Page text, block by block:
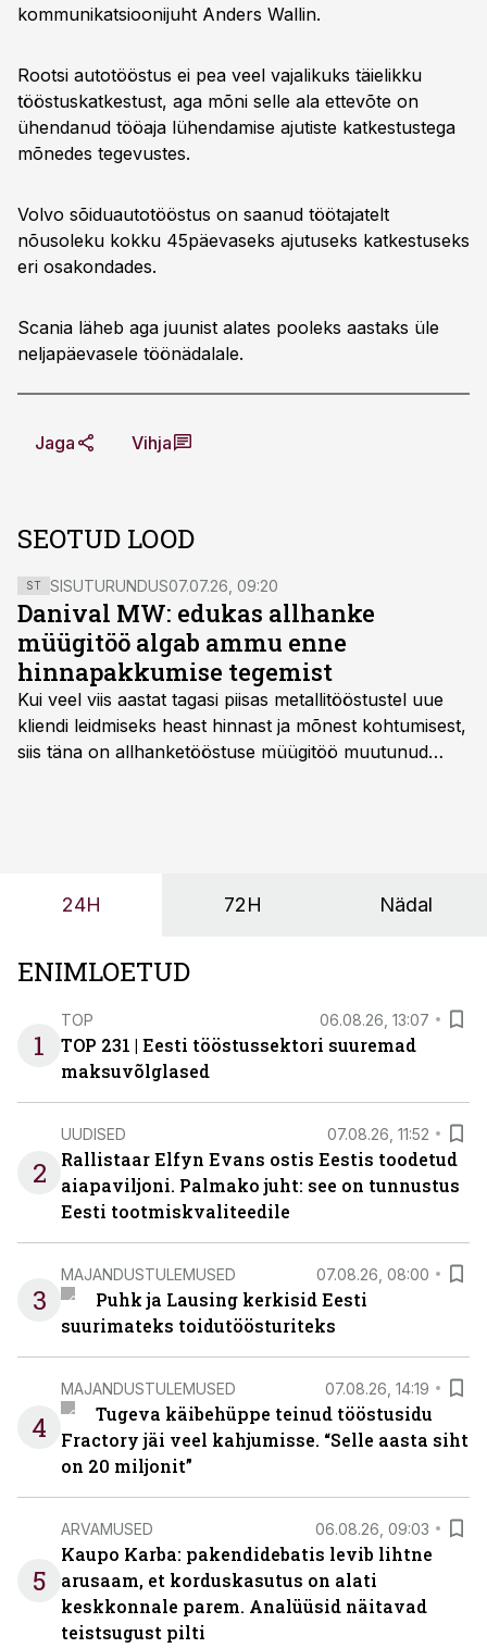
kommunikatsioonijuht Anders Wallin.
Rootsi autotööstus ei pea veel vajalikuks täielikku
tööstuskatkestust, aga mõni selle ala ettevõte on
ühendanud tööaja lühendamise ajutiste katkestustega
mõnedes tegevustes.
Volvo sõiduautotööstus on saanud töötajatelt
nõusoleku kokku 45päevaseks ajutuseks katkestuseks
eri osakondades.
Scania läheb aga juunist alates pooleks aastaks üle
neljapäevasele töönädalale.
Jaga Vihja
SEOTUD LOOD
ST SISUTURUNDUS07.07.26, 09:20
Danival MW: edukas allhanke
müügitöö algab ammu enne
hinnapakkumise tegemist
Kui veel viis aastat tagasi piisas metallitööstustel uue
kliendi leidmiseks heast hinnast ja mõnest kohtumisest,
siis täna on allhanketööstuse müügitöö muutunud
24H 72H Nädal
ENIMLOETUD
1
TOP 06.08.26, 13:07
TOP 231 | Eesti tööstussektori suuremad
maksuvõlglased
2
UUDISED 07.08.26, 11:52
Rallistaar Elfyn Evans ostis Eestis toodetud
aiapaviljoni. Palmako juht: see on tunnustus
Eesti tootmiskvaliteedile
3
MAJANDUSTULEMUSED 07.08.26, 08:00
Puhk ja Lausing kerkisid Eesti
suurimateks toidutöösturiteks
4
MAJANDUSTULEMUSED 07.08.26, 14:19
Tugeva käibehüppe teinud tööstusidu
Fractory jäi veel kahjumisse. “Selle aasta siht
on 20 miljonit”
5
ARVAMUSED 06.08.26, 09:03
Kaupo Karba: pakendidebatis levib lihtne
arusaam, et korduskasutus on alati
keskkonnale parem. Analüüsid näitavad
teistsugust pilti